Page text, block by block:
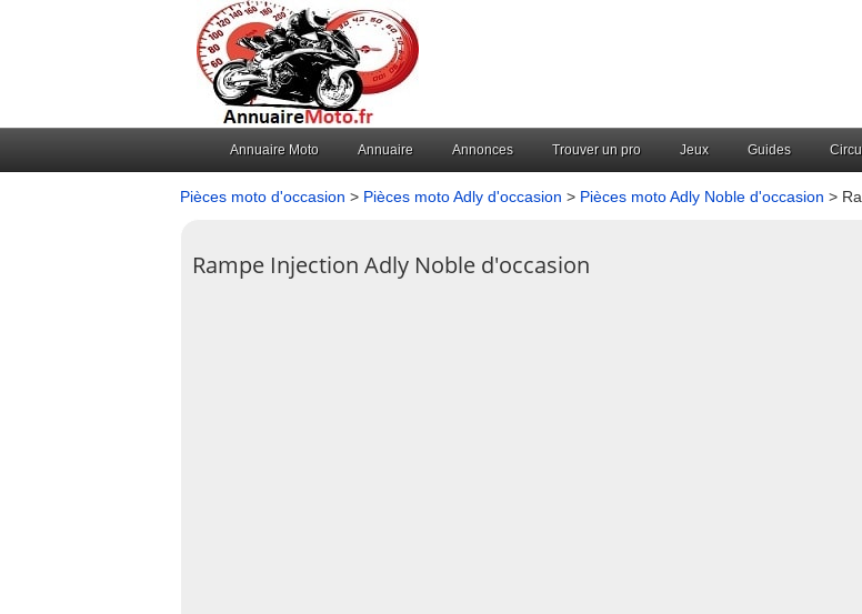
Annuaire Moto Annuaire Annonces Trouver un pro Jeux Guides
Pièces moto d'occasion > Pièces moto Adly d'occasion > Pièces moto Adly Noble d'occasion >
Rampe Injection Adly Noble d'occasion